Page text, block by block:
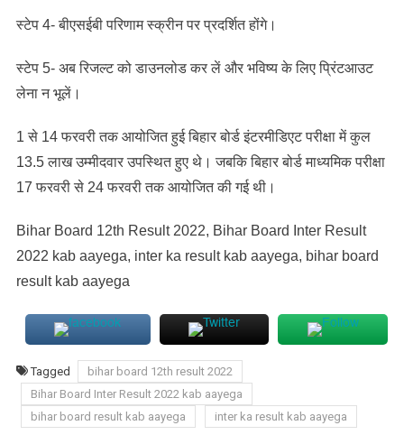
स्टेप 4- बीएसईबी परिणाम स्क्रीन पर प्रदर्शित होंगे।
स्टेप 5- अब रिजल्ट को डाउनलोड कर लें और भविष्य के लिए प्रिंटआउट
लेना न भूलें।
1 से 14 फरवरी तक आयोजित हुई बिहार बोर्ड इंटरमीडिएट परीक्षा में कुल
13.5 लाख उम्मीदवार उपस्थित हुए थे। जबकि बिहार बोर्ड माध्यमिक परीक्षा
17 फरवरी से 24 फरवरी तक आयोजित की गई थी।
Bihar Board 12th Result 2022, Bihar Board Inter Result
2022 kab aayega, inter ka result kab aayega, bihar board
result kab aayega
Tagged
bihar board 12th result 2022
Bihar Board Inter Result 2022 kab aayega
bihar board result kab aayega
inter ka result kab aayega